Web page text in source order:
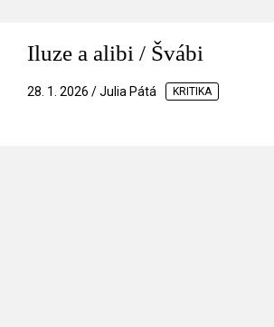
Iluze a alibi / Švábi
28. 1. 2026 / Julia Pátá KRITIKA